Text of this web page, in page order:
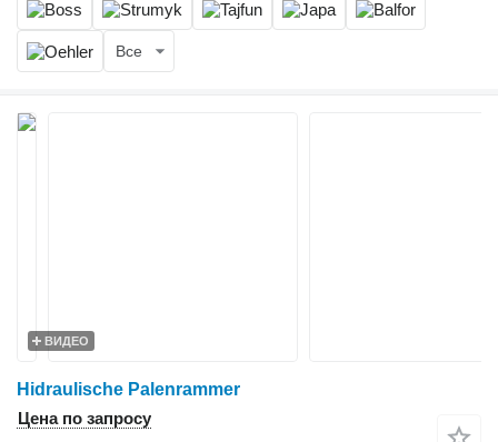
Все
ВИДЕО
Hidraulische Palenrammer
Цена по запросу